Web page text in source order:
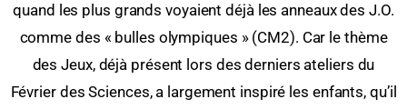
quand les plus grands voyaient déjà les anneaux des J.O.
comme des « bulles olympiques » (CM2). Car le thème
des Jeux, déjà présent lors des derniers ateliers du
Février des Sciences, a largement inspiré les enfants, qu’il